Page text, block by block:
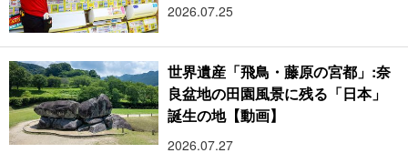
2026.07.25
世界遺産「飛鳥・藤原の宮都」:奈
良盆地の田園風景に残る「日本」
誕生の地【動画】
2026.07.27